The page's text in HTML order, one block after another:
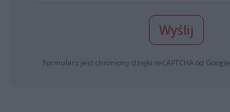
Wyślij
Formularz jest chroniony dzięki reCAPTCHA od Google: